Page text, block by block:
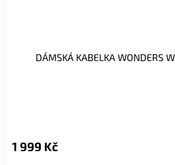
DÁMSKÁ KABELKA WONDERS
1 999 Kč